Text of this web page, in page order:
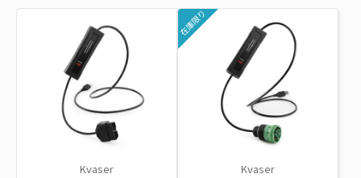
Kvaser
在庫限り
Kvaser